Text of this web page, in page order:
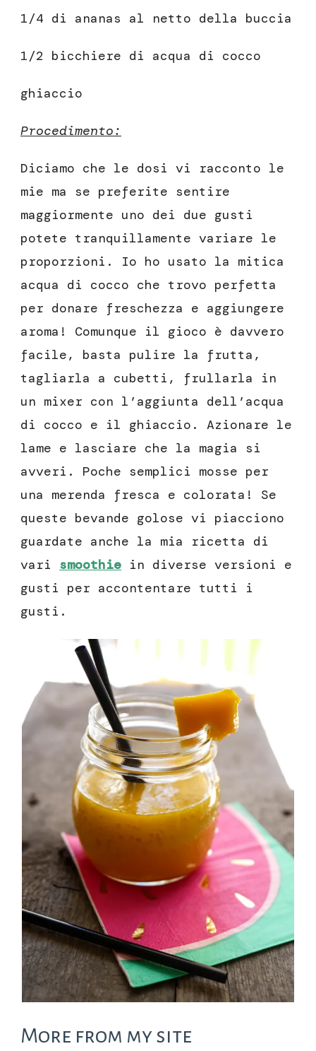
1/4 di ananas al netto della buccia
1/2 bicchiere di acqua di cocco
ghiaccio
Procedimento:
Diciamo che le dosi vi racconto le
mie ma se preferite sentire
maggiormente uno dei due gusti
potete tranquillamente variare le
proporzioni. Io ho usato la mitica
acqua di cocco che trovo perfetta
per donare freschezza e aggiungere
aroma! Comunque il gioco è davvero
facile, basta pulire la frutta,
tagliarla a cubetti, frullarla in
un mixer con l’aggiunta dell’acqua
di cocco e il ghiaccio. Azionare le
lame e lasciare che la magia si
avveri. Poche semplici mosse per
una merenda fresca e colorata! Se
queste bevande golose vi piacciono
guardate anche la mia ricetta di
vari smoothie in diverse versioni e
gusti per accontentare tutti i
gusti.
More from my site